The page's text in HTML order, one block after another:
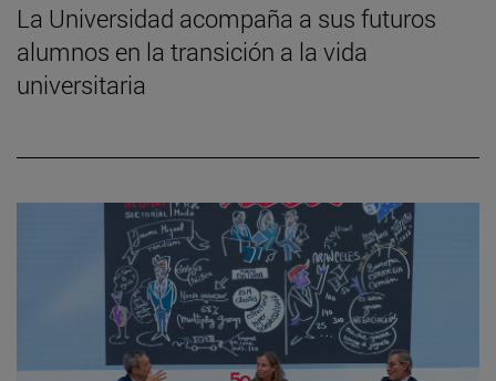
La Universidad acompaña a sus futuros
alumnos en la transición a la vida
universitaria